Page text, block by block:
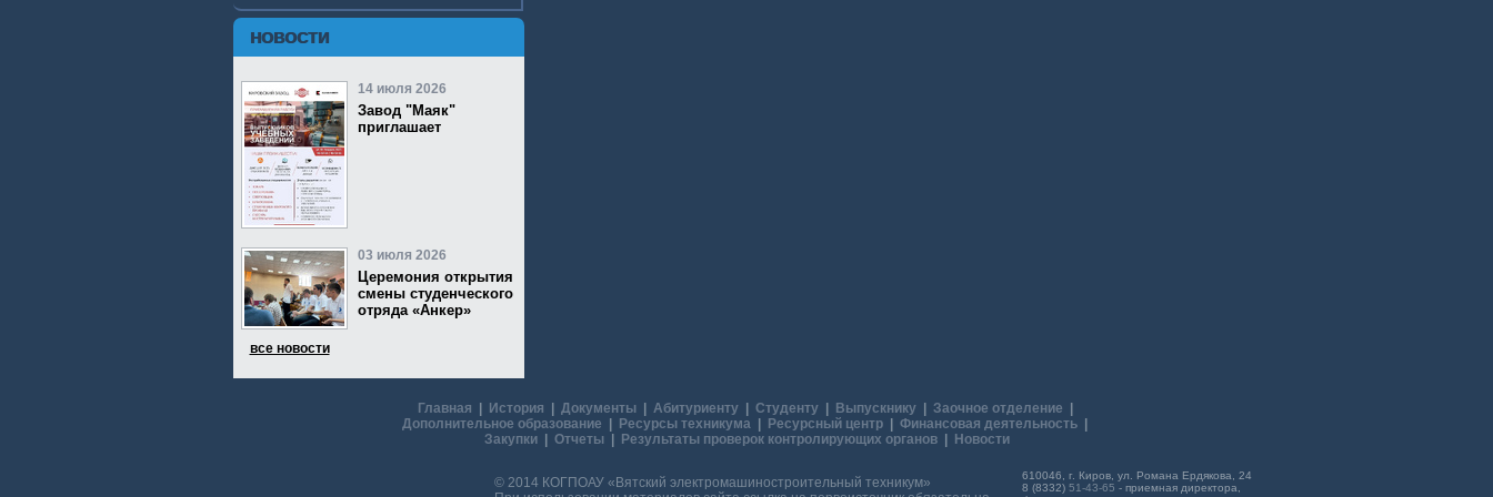
НОВОСТИ
14 июля 2026
Завод "Маяк"
приглашает
03 июля 2026
Церемония открытия
смены студенческого
отряда «Анкер»
все новости
Главная История Документы| Абитуриенту| Студенту| Выпускнику| Заочное отделение
Дополнительное образование
Ресурсы техникума Ресурсный центр Финансовая деятельность
Закупки| Отчеты| Результаты проверок контролирующих органов| Новости
© 2014 КОГПОАУ «Вятский электромашиностроительный техникум»
610046, г. Киров, ул. Романа Ердякова, 24
8 (8332) 51-43-65 - приемная директора,